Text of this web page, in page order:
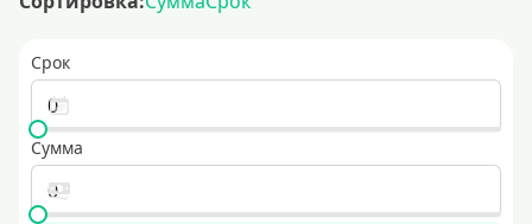
Срок
Сумма